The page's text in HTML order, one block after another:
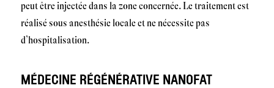
peut être injectée dans la zone concernée. Le traitement est
réalisé sous anesthésie locale et ne nécessite pas
d’hospitalisation.
MÉDECINE RÉGÉNÉRATIVE NANOFAT